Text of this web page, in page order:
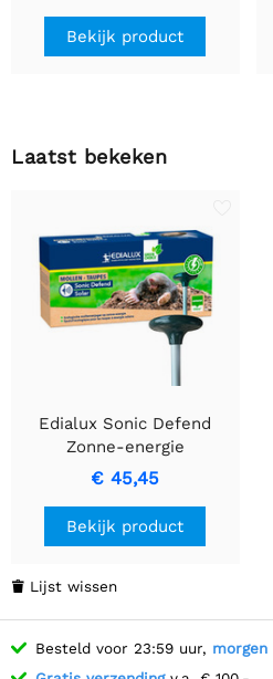
Bekijk product
Laatst bekeken
Edialux Sonic Defend
Zonne-energie
aangedreven Ultrasone
Mollenverjager
€ 45,45
Bekijk product
 Lijst wissen
Besteld voor 23:59 uur, morgen